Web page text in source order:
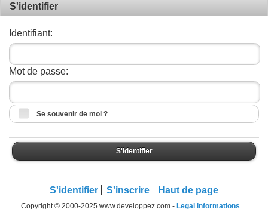
S'identifier
Identifiant:
Mot de passe:
Se souvenir de moi ?
S'identifier
S'identifier S'inscrire Haut de page
Copyright © 2000-2025 www.developpez.com - Legal informations